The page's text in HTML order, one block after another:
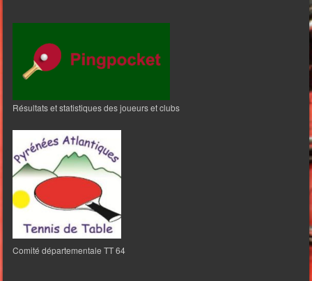
Résultats et statistiques des joueurs et clubs
Comité départementale TT 64